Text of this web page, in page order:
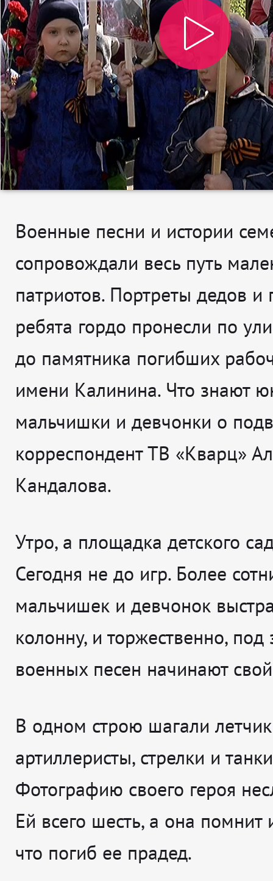
Военные песни и истории
сопровождали весь путь
патриотов. Портреты дедов и
ребята гордо пронесли по
до памятника погибших
имени Калинина. Что знают
мальчишки и девчонки о
корреспондент ТВ «Кварц»
Кандалова.
Утро, а площадка детского
Сегодня не до игр. Более
мальчишек и девчонок
колонну, и торжественно, под
военных песен начинают
В одном строю шагали
артиллеристы, стрелки и
Фотографию своего героя
Ей всего шесть, а она помнит
что погиб ее прадед.